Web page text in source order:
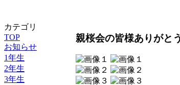
カテゴリ
TOP
お知らせ
1年生
2年生
3年生
親桜会の皆様ありがと